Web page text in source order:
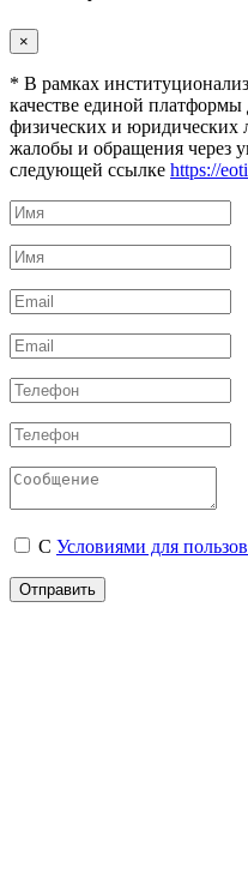
×
* В рамках
качестве единой
физических и юридических
жалобы и обращения через
следующей ссылке https://
С Условиями для
Отправить